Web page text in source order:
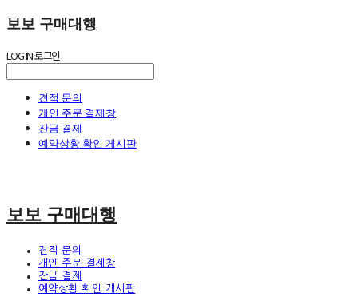
보보 구매대행
LOG IN로그인
견적 문의
개인 주문 결제창
잔금 결제
예약상황 확인 게시판
보보 구매대행
견적 문의
개인 주문 결제창
잔금 결제
예약상황 확인 게시판